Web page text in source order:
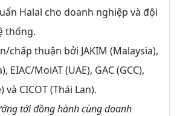
Halal cho doanh nghiệp và đội
thống.
chấp thuận bởi JAKIM (Malaysia),
EIAC/MoiAT (UAE), GAC (GCC),
và CICOT (Thái Lan).
tới đồng hành cùng doanh